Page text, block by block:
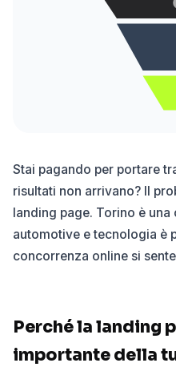
Stai pagando per portare
risultati non arrivano? Il
landing page. Torino è
automotive e tecnologia è
concorrenza online si
Perché la landing
importante della